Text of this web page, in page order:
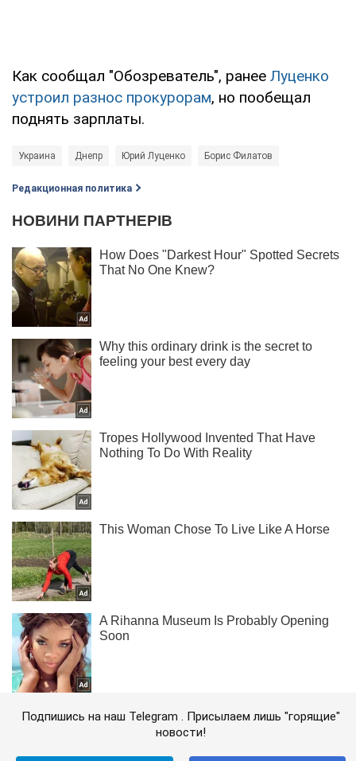
Как сообщал "Обозреватель", ранее Луценко
устроил разнос прокурорам, но пообещал
поднять зарплаты.
Украина Днепр Юрий Луценко Борис Филатов
Редакционная политика
Подпишись на наш Telegram . Присылаем лишь "горящие"
новости!